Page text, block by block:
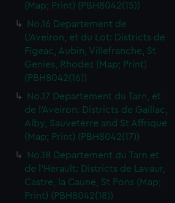
(Map; Print) (PBH8042(15))
No.16 Departement de
L'Aveiron, et du Lot: Districts de
Figeac, Aubin, Villefranche, St
Genies, Rhodez (Map; Print)
(PBH8042(16))
No.17 Departement du Tarn, et
de l'Aveiron: Districts de Gaillac,
Alby, Sauveterre and St Affrique
(Map; Print) (PBH8042(17))
No.18 Departement du Tarn et
de l'Herault: Districts de Lavaur,
Castre, la Caune, St Pons (Map;
Print) (PBH8042(18))